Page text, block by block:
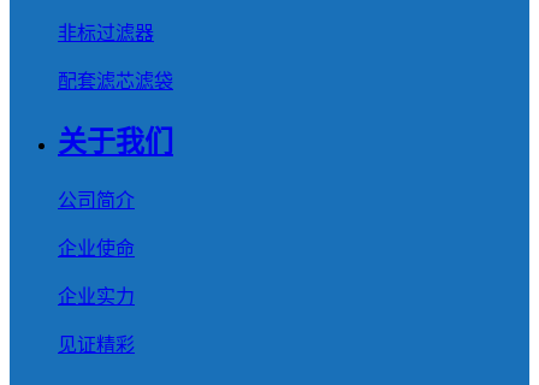
非标过滤器
配套滤芯滤袋
关于我们
公司简介
企业使命
企业实力
见证精彩